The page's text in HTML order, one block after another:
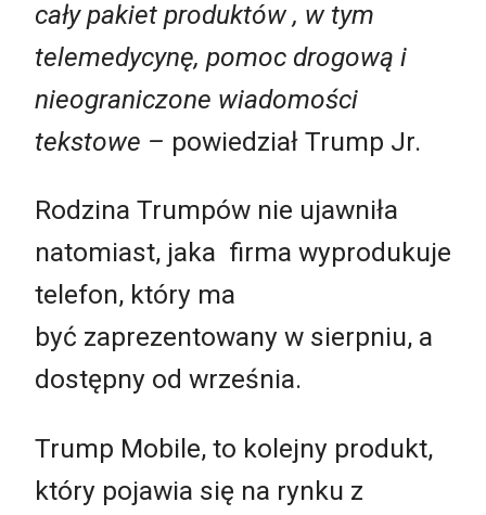
cały pakiet produktów , w tym
telemedycynę, pomoc drogową i
nieograniczone wiadomości
tekstowe – powiedział Trump Jr.
Rodzina Trumpów nie ujawniła
natomiast, jaka firma wyprodukuje
telefon, który ma
być zaprezentowany w sierpniu, a
dostępny od września.
Trump Mobile, to kolejny produkt,
który pojawia się na rynku z